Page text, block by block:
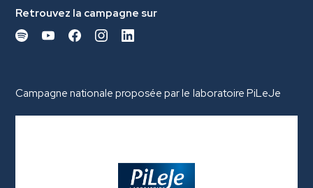
Retrouvez la campagne sur
Campagne nationale proposée par le laboratoire PiLeJe